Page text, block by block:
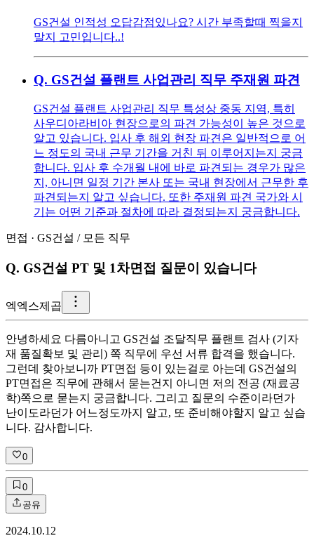
GS건설 인적성 오답감점있나요? 시간 부족할때 찍을지
말지 고민입니다..!
Q. GS건설 플랜트 사업관리 직무 주재원 파견
GS건설 플랜트 사업관리 직무 특성상 중동 지역, 특히
사우디아라비아 현장으로의 파견 가능성이 높은 것으로
알고 있습니다. 입사 후 해외 현장 파견은 일반적으로 어
느 정도의 국내 근무 기간을 거친 뒤 이루어지는지 궁금
합니다. 입사 후 수개월 내에 바로 파견되는 경우가 많은
지, 아니면 일정 기간 본사 또는 국내 현장에서 근무한 후
파견되는지 알고 싶습니다. 또한 주재원 파견 국가와 시
기는 어떤 기준과 절차에 따라 결정되는지 궁금합니다.
면접 · GS건설 / 모든 직무
Q. GS건설 PT 및 1차면접 질문이 있습니다
엑엑스제곱
안녕하세요 다름아니고 GS건설 조달직무 플랜트 검사 (기자
재 품질확보 및 관리) 쪽 직무에 우선 서류 합격을 했습니다.
그런데 찾아보니까 PT면접 등이 있는걸로 아는데 GS건설의
PT면접은 직무에 관해서 묻는건지 아니면 저의 전공 (재료공
학)쪽으로 묻는지 궁금합니다. 그리고 질문의 수준이라던가
난이도라던가 어느정도까지 알고, 또 준비해야할지 알고 싶습
니다. 감사합니다.
0
0
공유
2024.10.12